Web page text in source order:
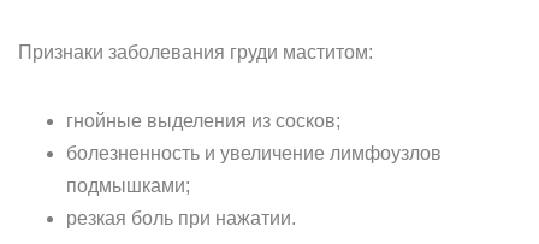
Признаки заболевания груди маститом:
гнойные выделения из сосков;
болезненность и увеличение лимфоузлов
подмышками;
резкая боль при нажатии.